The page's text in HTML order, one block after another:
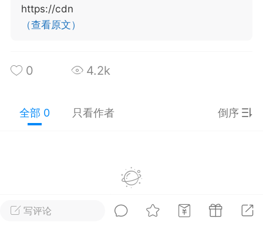
1
26 00:53
公开内容
调用
Opus 5 已在 Claude、Claude
Max 的新默认模型，并成为
注接入效率、调用成本和企业报销流程
写评论
https://cdn
（查看原文）
0 4.2k
全部 0 只看作者 倒序